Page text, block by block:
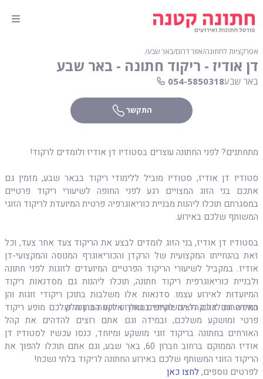
אטרקציות לחתונה∕אזור דרום∕באר שבע∕
דן אודיז - ריקוד חתונה - באר שבע
באר שבע054-5850318
התקשר
מתחתנים? לפני החתונה עוצרים בסטודיו דן אודיז ולומדים לרקוד!
סטודיו דן אודיז, סטודיו מוביל ללימודי ריקוד בבאר שבע, מזמין גם
אתכם בני הזוג המצויים רגע לפני החופה לשיעורי ריקוד פרטיים
במסגרתם תוכלו ליהנות מבניית כוריאוגרפיה פרטית המיועדת לריקוד הזוגי
המשותף שלכם באירוע.
בסטודיו דן אודיז, בני הזוג לומדים לבצע את הריקוד צעד אחר צעד, וכל
זאת בהנחייתו המקצועית של הרקדן והכוריאוגרף המנוסה והמקצועי-דן
אודיז. במקביל לשיעורי הריקוד הפרטיים המיועדים לזוגות לפני חתונה
ולבניית כוריאוגרפית ריקוד חתונה, תוכלו ליהנות גם מסדנאות ריקוד
המיועדות לאירוע עצמו. סדנאות אלו משלבות בתוכן ריקודי זוגות והן
מאפשרות לכל קהל המשתתפים באירוע לקחת בהן חלק.
במידה וגם אתם רוצים לקיים במהלך אירוע החתונה שלכם מופע ריקוד
פרטי ומושקע משלכם, ובמידה וגם אתם רוצים להדהים את קהל
האורחים בחתונה בריקוד זוגי מושקע ומיוחד, כנסו עכשיו לסטודיו דן
אודיז הממוקם ברחוב חברון 60, באר שבע, וגם אתם תוכלו להפוך את
הריקוד הזוגי המשותף שלכם באירוע החתונה לריקוד בלתי נשכח!
לפרטים נוספים,לחצו כאן